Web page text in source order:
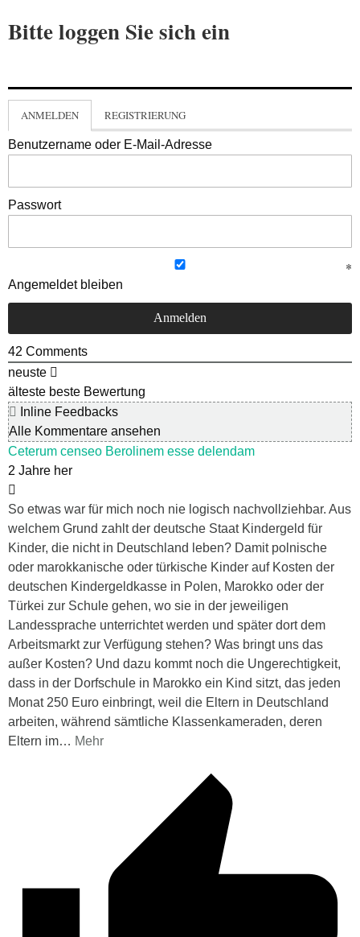
Bitte loggen Sie sich ein
ANMELDEN REGISTRIERUNG
Benutzername oder E-Mail-Adresse
Passwort
Angemeldet bleiben
42 Comments
neuste
älteste beste Bewertung
Inline Feedbacks
Alle Kommentare ansehen
Ceterum censeo Berolinem esse delendam
2 Jahre her
So etwas war für mich noch nie logisch nachvollziehbar. Aus
welchem Grund zahlt der deutsche Staat Kindergeld für
Kinder, die nicht in Deutschland leben? Damit polnische
oder marokkanische oder türkische Kinder auf Kosten der
deutschen Kindergeldkasse in Polen, Marokko oder der
Türkei zur Schule gehen, wo sie in der jeweiligen
Landessprache unterrichtet werden und später dort dem
Arbeitsmarkt zur Verfügung stehen? Was bringt uns das
außer Kosten? Und dazu kommt noch die Ungerechtigkeit,
dass in der Dorfschule in Marokko ein Kind sitzt, das jeden
Monat 250 Euro einbringt, weil die Eltern in Deutschland
arbeiten, während sämtliche Klassenkameraden, deren
Eltern im… Mehr